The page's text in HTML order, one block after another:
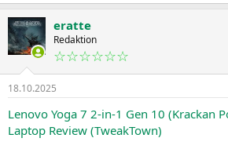
eratte
Redaktion
☆☆☆☆☆☆
18.10.2025
Lenovo Yoga 7 2-in-1 Gen 10 (Krackan
Laptop Review (TweakTown)